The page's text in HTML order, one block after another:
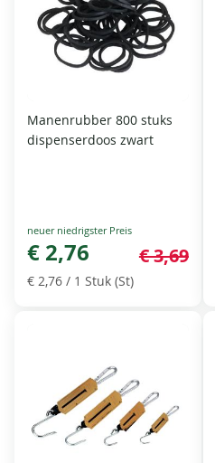
Manenrubber 800 stuks
dispenserdoos zwart
Special
Price
€ 2,76 € 3,69
€ 2,76 / 1 Stuk (St)